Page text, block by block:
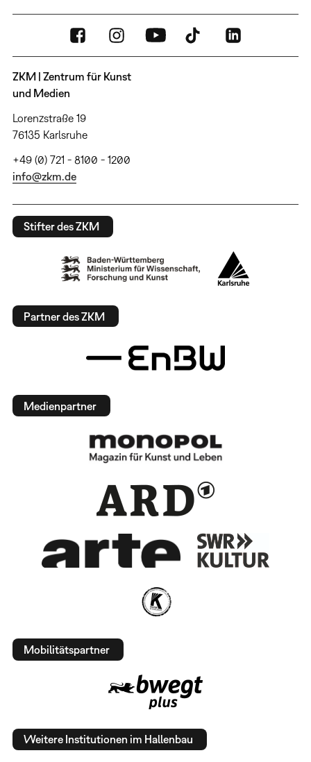
ZKM | Zentrum für Kunst
und Medien
Lorenzstraße 19
76135 Karlsruhe
+49 (0) 721 - 8100 - 1200
info@zkm.de
Stifter des ZKM
Partner des ZKM
Medienpartner
Mobilitätspartner
Weitere Institutionen im Hallenbau